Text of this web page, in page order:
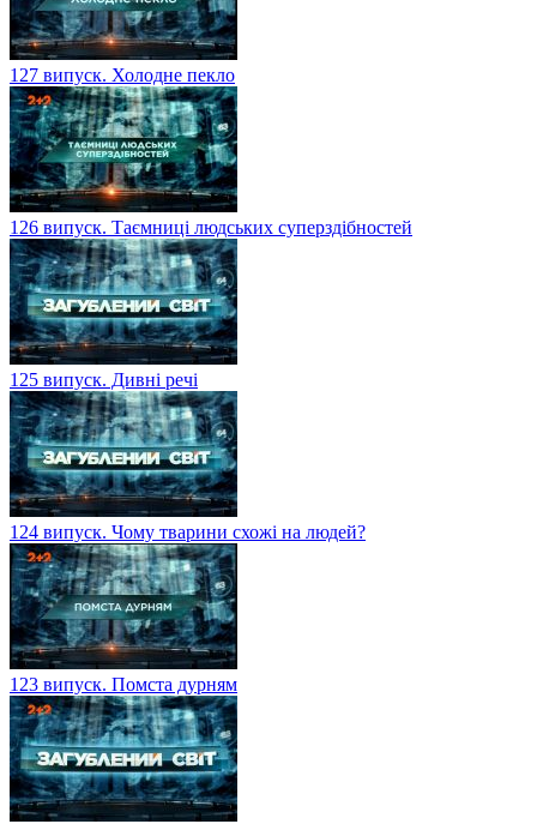
127 випуск. Холодне пекло
126 випуск. Таємниці людських суперздібностей
125 випуск. Дивні речі
124 випуск. Чому тварини схожі на людей?
123 випуск. Помста дурням